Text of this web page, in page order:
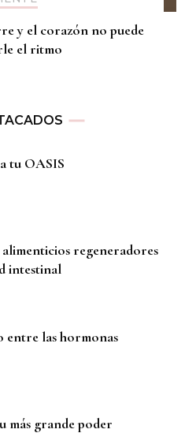
y el corazón no puede
el ritmo
tu OASIS
regeneradores
intestinal
entre las hormonas
más grande poder